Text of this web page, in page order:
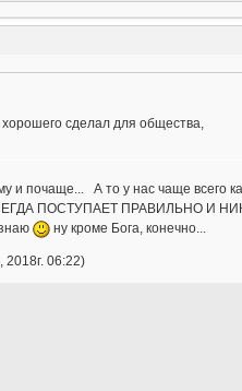
сделал для общества,
и почаще... А то у нас чаще всего
ВСЕГДА ПОСТУПАЕТ ПРАВИЛЬНО И
ну кроме Бога, конечно...
2018г. 06:22)